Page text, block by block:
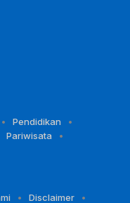
Pendidikan
Pariwisata
Disclaimer